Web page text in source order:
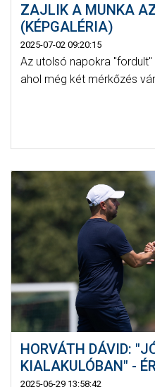
ZAJLIK A MUNKA
(KÉPGALÉRIA)
2025-07-02 09:20:15
Az utolsó napokra
ahol még két mérkőzés
HORVÁTH DÁVID:
KIALAKULÓBAN" -
2025-06-29 13:58:42